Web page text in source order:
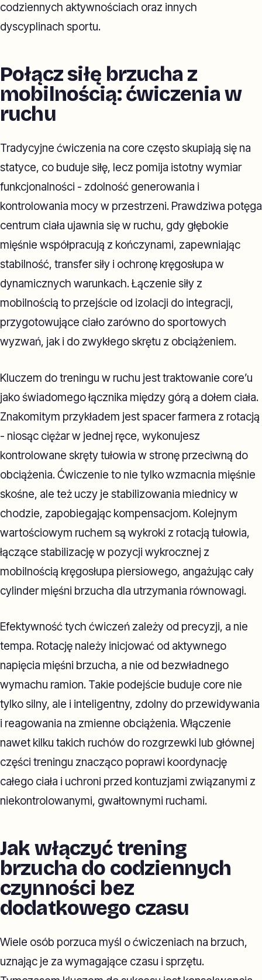
codziennych aktywnościach oraz innych
dyscyplinach sportu.
Połącz siłę brzucha z
mobilnością: ćwiczenia w
ruchu
Tradycyjne ćwiczenia na core często skupiają się na
statyce, co buduje siłę, lecz pomija istotny wymiar
funkcjonalności - zdolność generowania i
kontrolowania mocy w przestrzeni. Prawdziwa potęga
centrum ciała ujawnia się w ruchu, gdy głębokie
mięśnie współpracują z kończynami, zapewniając
stabilność, transfer siły i ochronę kręgosłupa w
dynamicznych warunkach. Łączenie siły z
mobilnością to przejście od izolacji do integracji,
przygotowujące ciało zarówno do sportowych
wyzwań, jak i do zwykłego skrętu z obciążeniem.
Kluczem do treningu w ruchu jest traktowanie core’u
jako świadomego łącznika między górą a dołem ciała.
Znakomitym przykładem jest spacer farmera z rotacją
- niosąc ciężar w jednej ręce, wykonujesz
kontrolowane skręty tułowia w stronę przeciwną do
obciążenia. Ćwiczenie to nie tylko wzmacnia mięśnie
skośne, ale też uczy je stabilizowania miednicy w
chodzie, zapobiegając kompensacjom. Kolejnym
wartościowym ruchem są wykroki z rotacją tułowia,
łączące stabilizację w pozycji wykrocznej z
mobilnością kręgosłupa piersiowego, angażując cały
cylinder mięśni brzucha dla utrzymania równowagi.
Efektywność tych ćwiczeń zależy od precyzji, a nie
tempa. Rotację należy inicjować od aktywnego
napięcia mięśni brzucha, a nie od bezwładnego
wymachu ramion. Takie podejście buduje core nie
tylko silny, ale i inteligentny, zdolny do przewidywania
i reagowania na zmienne obciążenia. Włączenie
nawet kilku takich ruchów do rozgrzewki lub głównej
części treningu znacząco poprawi koordynację
całego ciała i uchroni przed kontuzjami związanymi z
niekontrolowanymi, gwałtownymi ruchami.
Jak włączyć trening
brzucha do codziennych
czynności bez
dodatkowego czasu
Wiele osób porzuca myśl o ćwiczeniach na brzuch,
uznając je za wymagające czasu i sprzętu.